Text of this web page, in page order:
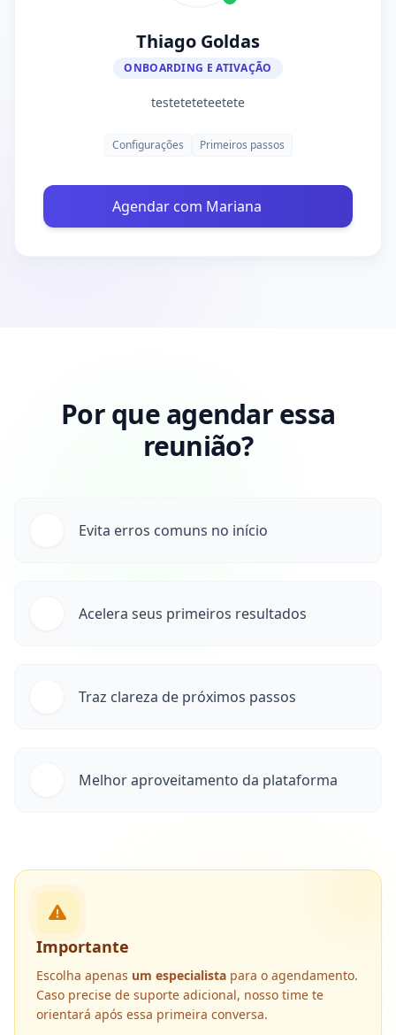
Thiago Goldas
ONBOARDING E ATIVAÇÃO
testeteteteetete
Configurações Primeiros passos
Agendar com Mariana
Por que agendar essa
reunião?
Evita erros comuns no início
Acelera seus primeiros resultados
Traz clareza de próximos passos
Melhor aproveitamento da plataforma
Importante
Escolha apenas um especialista para o agendamento.
Caso precise de suporte adicional, nosso time te
orientará após essa primeira conversa.